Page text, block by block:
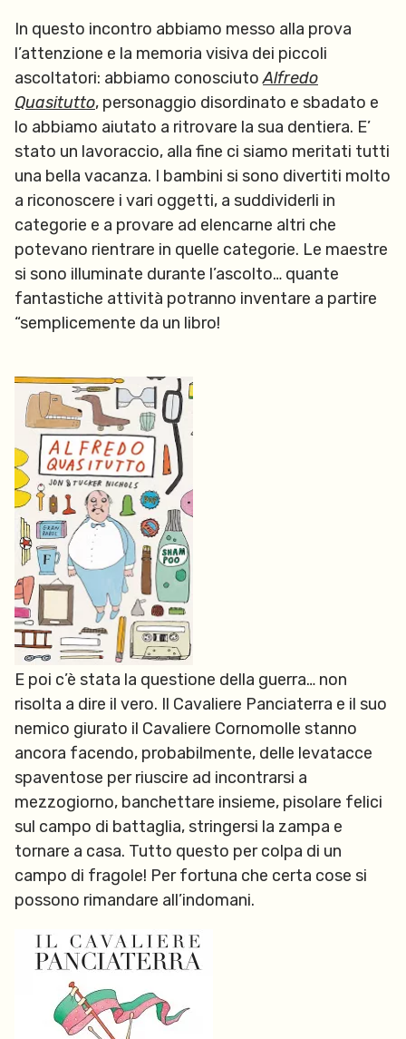
In questo incontro abbiamo messo alla prova
l’attenzione e la memoria visiva dei piccoli
ascoltatori: abbiamo conosciutoAlfredo
Quasitutto, personaggio disordinato e sbadato e
lo abbiamo aiutato a ritrovare la sua dentiera. E’
stato un lavoraccio, alla fine ci siamo meritati tutti
una bella vacanza. I bambini si sono divertiti molto
a riconoscere i vari oggetti, a suddividerli in
categorie e a provare ad elencarne altri che
potevano rientrare in quelle categorie. Le maestre
si sono illuminate durante l’ascolto… quante
fantastiche attività potranno inventare a partire
“semplicemente da un libro!
E poi c’è stata la questione della guerra… non
risolta a dire il vero. Il Cavaliere Panciaterra e il suo
nemico giurato il Cavaliere Cornomolle stanno
ancora facendo, probabilmente, delle levatacce
spaventose per riuscire ad incontrarsi a
mezzogiorno, banchettare insieme, pisolare felici
sul campo di battaglia, stringersi la zampa e
tornare a casa. Tutto questo per colpa di un
campo di fragole! Per fortuna che certa cose si
possono rimandare all’indomani.